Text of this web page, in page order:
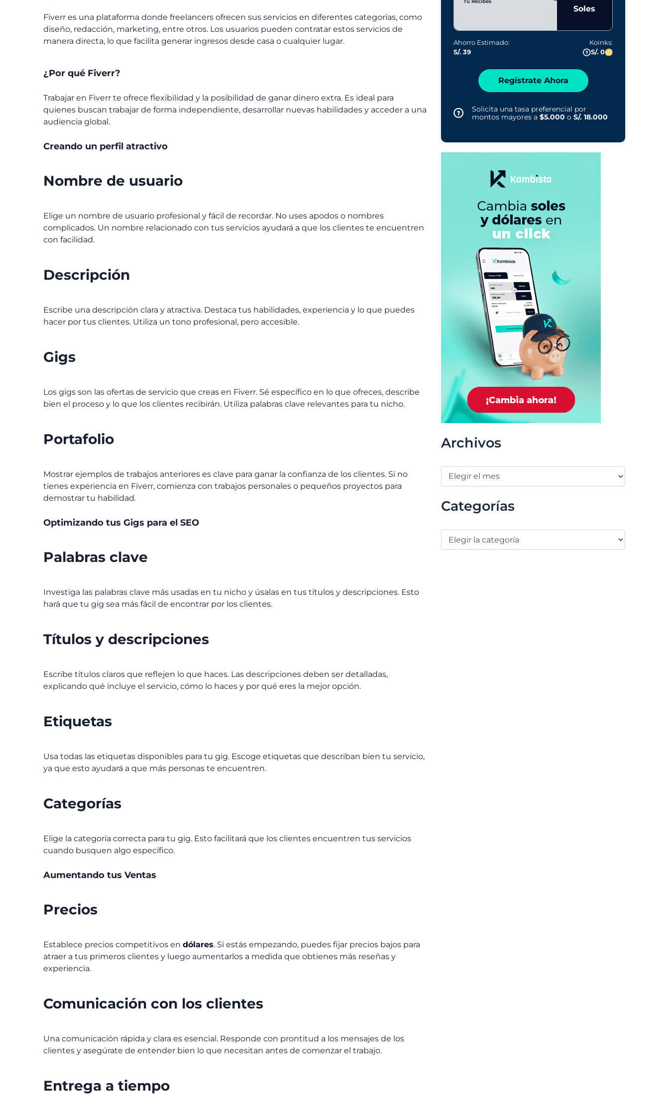
Fiverr es una plataforma donde freelancers ofrecen sus servicios en diferentes categorías, como
diseño, redacción, marketing, entre otros. Los usuarios pueden contratar estos servicios de
manera directa, lo que facilita generar ingresos desde casa o cualquier lugar.
¿Por qué Fiverr?
Trabajar en Fiverr te ofrece flexibilidad y la posibilidad de ganar dinero extra. Es ideal para
quienes buscan trabajar de forma independiente, desarrollar nuevas habilidades y acceder a una
audiencia global.
Creando un perfil atractivo
Nombre de usuario
Elige un nombre de usuario profesional y fácil de recordar. No uses apodos o nombres
complicados. Un nombre relacionado con tus servicios ayudará a que los clientes te encuentren
con facilidad.
Descripción
Escribe una descripción clara y atractiva. Destaca tus habilidades, experiencia y lo que puedes
hacer por tus clientes. Utiliza un tono profesional, pero accesible.
Gigs
Los gigs son las ofertas de servicio que creas en Fiverr. Sé específico en lo que ofreces, describe
bien el proceso y lo que los clientes recibirán. Utiliza palabras clave relevantes para tu nicho.
Portafolio
Mostrar ejemplos de trabajos anteriores es clave para ganar la confianza de los clientes. Si no
tienes experiencia en Fiverr, comienza con trabajos personales o pequeños proyectos para
demostrar tu habilidad.
Optimizando tus Gigs para el SEO
Palabras clave
Investiga las palabras clave más usadas en tu nicho y úsalas en tus títulos y descripciones. Esto
hará que tu gig sea más fácil de encontrar por los clientes.
Títulos y descripciones
Escribe títulos claros que reflejen lo que haces. Las descripciones deben ser detalladas,
explicando qué incluye el servicio, cómo lo haces y por qué eres la mejor opción.
Etiquetas
Usa todas las etiquetas disponibles para tu gig. Escoge etiquetas que describan bien tu servicio,
ya que esto ayudará a que más personas te encuentren.
Categorías
Elige la categoría correcta para tu gig. Esto facilitará que los clientes encuentren tus servicios
cuando busquen algo específico.
Aumentando tus Ventas
Precios
Establece precios competitivos en dólares. Si estás empezando, puedes fijar precios bajos para
atraer a tus primeros clientes y luego aumentarlos a medida que obtienes más reseñas y
experiencia.
Comunicación con los clientes
Una comunicación rápida y clara es esencial. Responde con prontitud a los mensajes de los
clientes y asegúrate de entender bien lo que necesitan antes de comenzar el trabajo.
Entrega a tiempo
Soles
Ahorro Estimado:
S/. 39
Koinks:
S/. 0
Regístrate Ahora
Solicita una tasa preferencial por
montos mayores a $5.000 o S/. 18.000
Archivos
Categorías